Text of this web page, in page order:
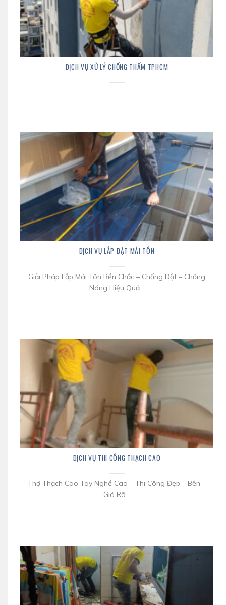
DỊCH VỤ XỬ LÝ CHỐNG THẤM TPHCM
DỊCH VỤ LẮP ĐẶT MÁI TÔN
Giải Pháp Lắp Mái Tôn Bền Chắc – Chống Dột – Chống
Nóng Hiệu Quả...
DỊCH VỤ THI CÔNG THẠCH CAO
Thợ Thạch Cao Tay Nghề Cao – Thi Công Đẹp – Bền –
Giá Rõ...